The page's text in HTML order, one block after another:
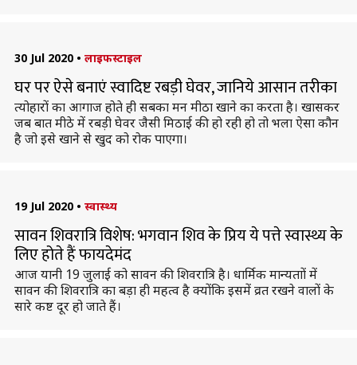
30 Jul 2020 • लाइफस्टाइल
घर पर ऐसे बनाएं स्वादिष्ट रबड़ी घेवर, जानिये आसान तरीका
त्योहारों का आगाज होते ही सबका मन मीठा खाने का करता है। खासकर
जब बात मीठे में रबड़ी घेवर जैसी मिठाई की हो रही हो तो भला ऐसा कौन
है जो इसे खाने से खुद को रोक पाएगा।
19 Jul 2020 • स्वास्थ्य
सावन शिवरात्रि विशेष: भगवान शिव के प्रिय ये पत्ते स्वास्थ्य के
लिए होते हैं फायदेमंद
आज यानी 19 जुलाई को सावन की शिवरात्रि है। धार्मिक मान्यताों में
सावन की शिवरात्रि का बड़ा ही महत्व है क्योंकि इसमें व्रत रखने वालों के
सारे कष्ट दूर हो जाते हैं।